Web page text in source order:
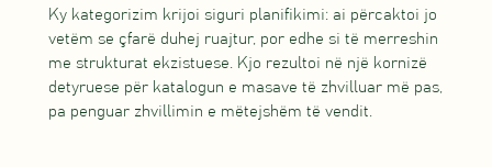
Ky kategorizim krijoi siguri planifikimi: ai përcaktoi jo
vetëm se çfarë duhej ruajtur, por edhe si të merreshin
me strukturat ekzistuese. Kjo rezultoi në një kornizë
detyruese për katalogun e masave të zhvilluar më pas,
pa penguar zhvillimin e mëtejshëm të vendit.